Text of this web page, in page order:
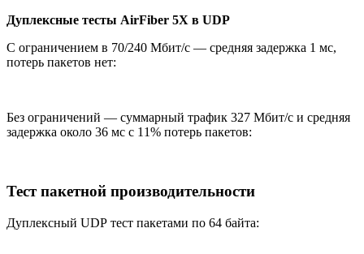
Дуплексные тесты AirFiber 5X в UDP
С ограничением в 70/240 Мбит/с — средняя задержка 1 мс,
потерь пакетов нет:
Без ограничений — суммарный трафик 327 Мбит/с и средняя
задержка около 36 мс с 11% потерь пакетов:
Тест пакетной производительности
Дуплексный UDP тест пакетами по 64 байта: